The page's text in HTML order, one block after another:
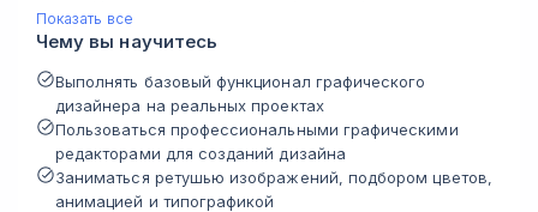
Показать все
Чему вы научитесь
Выполнять базовый функционал графического
дизайнера на реальных проектах
Пользоваться профессиональными графическими
редакторами для созданий дизайна
Заниматься ретушью изображений, подбором цветов,
анимацией и типографикой